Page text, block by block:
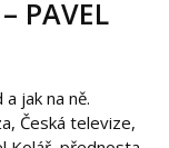
PAVEL
jak na ně.
Česká televize,